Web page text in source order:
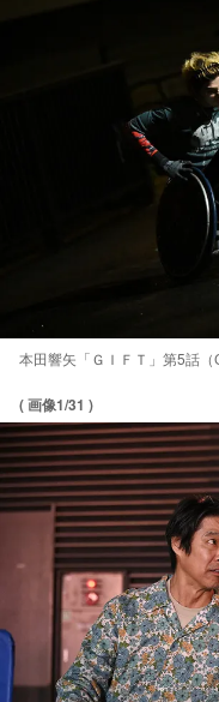
本田響矢「ＧＩＦＴ」第5話（
( 画像1/31 )